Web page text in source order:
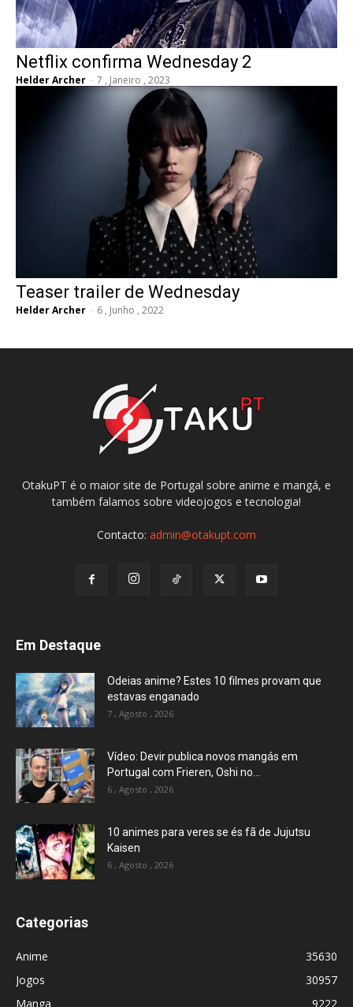
Netflix confirma Wednesday 2
Helder Archer - 7 , Janeiro , 2023
Teaser trailer de Wednesday
Helder Archer - 6 , Junho , 2022
OtakuPT é o maior site de Portugal sobre anime e mangá, e
também falamos sobre videojogos e tecnologia!
Contacto: admin@otakupt.com
Em Destaque
Odeias anime? Estes 10 filmes provam que
estavas enganado
7 , Agosto , 2026
Vídeo: Devir publica novos mangás em
Portugal com Frieren, Oshi no...
6 , Agosto , 2026
10 animes para veres se és fã de Jujutsu
Kaisen
6 , Agosto , 2026
Categorias
Anime
35630
Jogos
30957
Manga
9222